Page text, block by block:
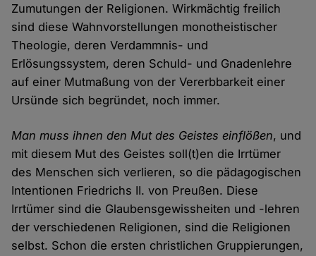
Zumutungen der Religionen. Wirkmächtig freilich
sind diese Wahnvorstellungen monotheistischer
Theologie, deren Verdammnis- und
Erlösungssystem, deren Schuld- und Gnadenlehre
auf einer Mutmaßung von der Vererbbarkeit einer
Ursünde sich begründet, noch immer.
Man muss ihnen den Mut des Geistes einflößen, und
mit diesem Mut des Geistes soll(t)en die Irrtümer
des Menschen sich verlieren, so die pädagogischen
Intentionen Friedrichs II. von Preußen. Diese
Irrtümer sind die Glaubensgewissheiten und -lehren
der verschiedenen Religionen, sind die Religionen
selbst. Schon die ersten christlichen Gruppierungen,